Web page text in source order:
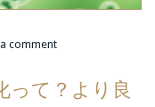
comment
って？より良